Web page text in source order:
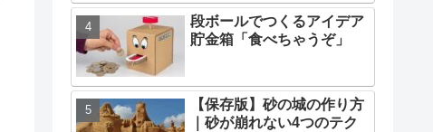
段ボールでつくるアイデア
貯金箱「食べちゃうぞ」
【保存版】砂の城の作り方
｜砂が崩れない4つのテク